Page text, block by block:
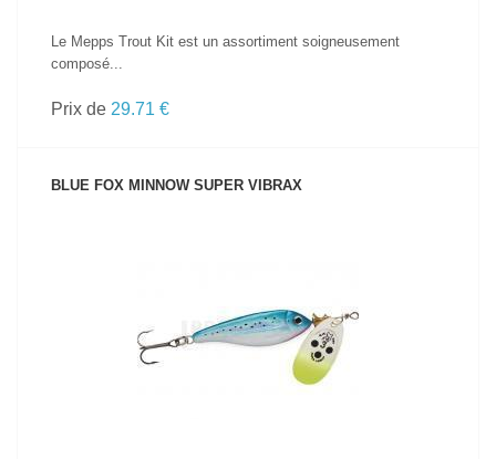
Le Mepps Trout Kit est un assortiment soigneusement
composé...
Prix de 29.71 €
BLUE FOX MINNOW SUPER VIBRAX